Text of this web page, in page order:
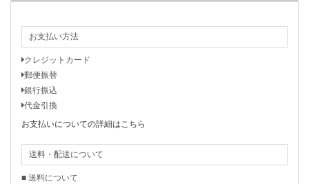
お支払い方法
クレジットカード
郵便振替
銀行振込
代金引換
お支払いについての詳細はこちら
送料・配送について
■ 送料について